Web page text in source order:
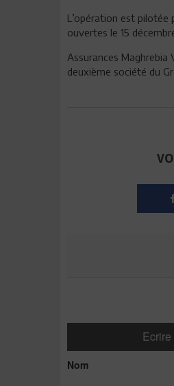
L’opération est
ouvertes le 15
Assurances Maghrebia
deuxième société du
Nom